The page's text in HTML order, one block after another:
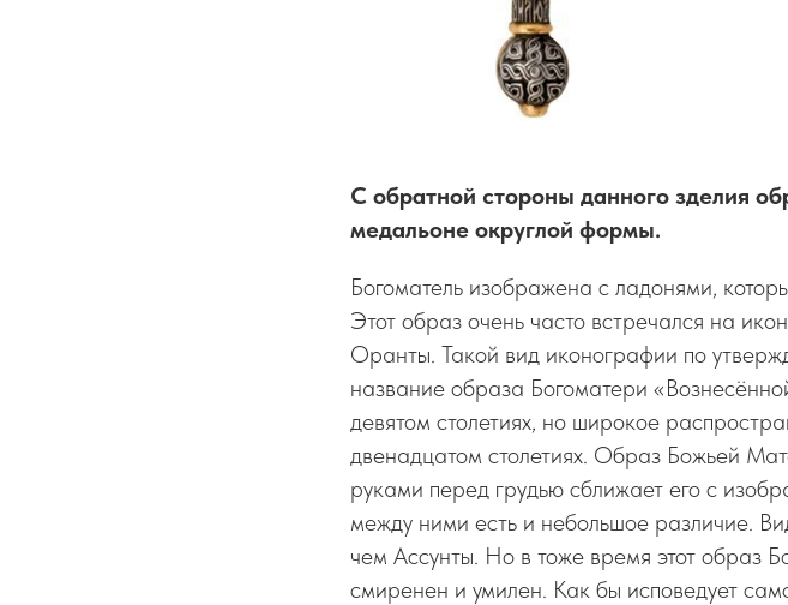
С обратной стороны данного зделия
медальоне округлой формы.
Богоматель изображена с ладонями,
Этот образ очень часто встречался на
Оранты. Такой вид иконографии по
название образа Богоматери
девятом столетиях, но широкое
двенадцатом столетиях. Образ Божьей
руками перед грудью сближает его с
между ними есть и небольшое различие.
чем Ассунты. Но в тоже время этот образ
смиренен и умилен. Как бы исповедует